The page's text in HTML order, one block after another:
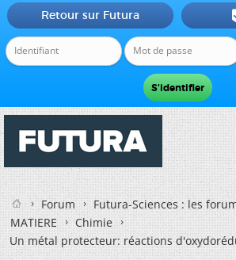
Retour sur Futura
Forum
Futura-Sciences : les
MATIERE
Chimie
Un métal protecteur: réactions